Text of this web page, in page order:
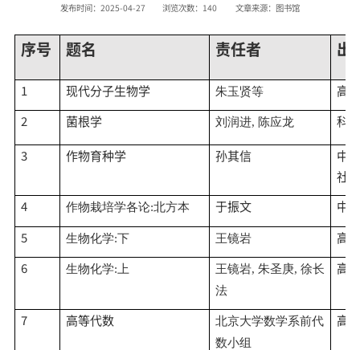
发布时间：2025-04-27 浏览次数： 140 文章来源：图书馆
序号 题名 责任者 出
1 现代分子生物学 朱玉贤等
高
2
菌根学 刘润进, 陈应龙 科
3 作物育种学 孙其信
中
社
4
作物栽培学各论:北方本 于振文
中
5
生物化学:下 王镜岩
高
6
生物化学:上 王镜岩, 朱圣庚, 徐长
法
高
7 高等代数
北京大学数学系前代
数小组
高